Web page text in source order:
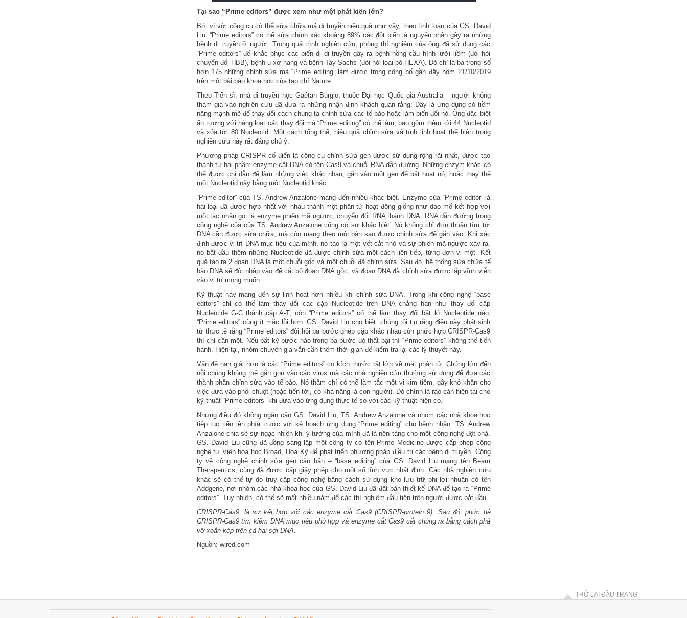
Tại sao “Prime editors” được xem như một phát kiến lớn?
Bởi vì với công cụ có thể sửa chữa mã di truyền hiệu quả như vậy, theo tính toán của GS. David
Liu, “Prime editors” có thể sửa chính xác khoảng 89% các đột biến là nguyên nhân gây ra những
bệnh di truyền ở người. Trong quá trình nghiên cứu, phòng thí nghiệm của ông đã sử dụng các
“Prime editors” để khắc phục các biến dị di truyền gây ra bệnh hồng cầu hình lưỡi liềm (đòi hỏi
chuyển đổi HBB), bệnh u xơ nang và bệnh Tay-Sachs (đòi hỏi loại bỏ HEXA). Đó chỉ là ba trong số
hơn 175 những chỉnh sửa mà “Prime editing” làm được trong công bố gần đây hôm 21/10/2019
trên một bài báo khoa học của tạp chí Nature.
Theo Tiến sĩ, nhà di truyền học Gaétan Burgio, thuộc Đại học Quốc gia Australia – người không
tham gia vào nghiên cứu đã đưa ra những nhận định khách quan rằng: Đây là ứng dụng có tiềm
năng mạnh mẽ để thay đổi cách chúng ta chỉnh sửa các tế bào hoặc làm biến đổi nó. Ông đặc biệt
ấn tượng với hàng loạt các thay đổi mà “Prime editing” có thể làm, bao gồm thêm tới 44 Nucleotid
và xóa tới 80 Nucleotid. Một cách tổng thể, hiệu quả chỉnh sửa và tính linh hoạt thể hiện trong
nghiên cứu này rất đáng chú ý.
Phương pháp CRISPR cổ điển là công cụ chỉnh sửa gen được sử dụng rộng rãi nhất, được tạo
thành từ hai phần: enzyme cắt DNA có tên Cas9 và chuỗi RNA dẫn đường. Những enzym khác có
thể được chỉ dẫn để làm những việc khác nhau, gắn vào một gen để bất hoạt nó, hoặc thay thế
một Nucleotid này bằng một Nucleotid khác.
“Prime editor” của TS. Andrew Anzalone mang đến nhiều khác biệt. Enzyme của “Prime editor” là
hai loại đã được hợp nhất với nhau thành một phân tử hoạt động giống như dao mổ kết hợp với
một tác nhân gọi là enzyme phiên mã ngược, chuyển đổi RNA thành DNA. RNA dẫn đường trong
công nghệ của của TS. Andrew Anzalone cũng có sự khác biệt: Nó không chỉ đơn thuần tìm tới
DNA cần được sửa chữa, mà còn mang theo một bản sao được chỉnh sửa để gắn vào. Khi xác
định được vị trí DNA mục tiêu của mình, nó tạo ra một vết cắt nhỏ và sự phiên mã ngược xảy ra,
nó bắt đầu thêm những Nucleotide đã được chỉnh sửa một cách liên tiếp, từng đơn vị một. Kết
quả tạo ra 2 đoạn DNA là một chuỗi gốc và một chuỗi đã chỉnh sửa. Sau đó, hệ thống sửa chữa tế
bào DNA sẽ đột nhập vào để cắt bỏ đoạn DNA gốc, và đoạn DNA đã chỉnh sửa được lắp vĩnh viễn
vào vị trí mong muốn.
Kỹ thuật này mang đến sự linh hoạt hơn nhiều khi chỉnh sửa DNA. Trong khi công nghệ “base
editors” chỉ có thể làm thay đổi các cặp Nucleotide trên DNA chẳng hạn như thay đổi cặp
Nucleotide G-C thành cặp A-T, còn “Prime editors” có thể làm thay đổi bất kì Nucleotide nào,
“Prime editors” cũng ít mắc lỗi hơn. GS. David Liu cho biết: chúng tôi tin rằng điều này phát sinh
từ thực tế rằng “Prime editors” đòi hỏi ba bước ghép cặp khác nhau còn phức hợp CRISPR-Cas9
thì chỉ cần một. Nếu bất kỳ bước nào trong ba bước đó thất bại thì “Prime editors” không thể tiến
hành. Hiện tại, nhóm chuyên gia vẫn cần thêm thời gian để kiểm tra lại các lý thuyết này.
Vấn đề nan giải hơn là các “Prime editors” có kích thước rất lớn về mặt phân tử. Chúng lớn đến
nỗi chúng không thể gắn gọn vào các virus mà các nhà nghiên cứu thường sử dụng để đưa các
thành phần chỉnh sửa vào tế bào. Nó thậm chí có thể làm tắc một vi kim tiêm, gây khó khăn cho
việc đưa vào phôi chuột (hoặc tiến tới, có khả năng là con người). Đó chính là rào cản hiện tại cho
kỹ thuật “Prime editors” khi đưa vào ứng dụng thực tế so với các kỹ thuật hiện có.
Nhưng điều đó không ngăn cản GS. David Liu, TS. Andrew Anzalone và nhóm các nhà khoa học
tiếp tục tiến lên phía trước với kế hoạch ứng dụng “Prime editing” cho bệnh nhân. TS. Andrew
Anzalone chia sẻ sự ngạc nhiên khi ý tưởng của mình đã là nền tảng cho một công nghệ đột phá.
GS. David Liu cũng đã đồng sáng lập một công ty có tên Prime Medicine được cấp phép công
nghệ từ Viện hóa học Broad, Hoa Kỳ để phát triển phương pháp điều trị các bệnh di truyền. Công
ty về công nghệ chỉnh sửa gen căn bản – “base editing” của GS. David Liu mang tên Beam
Therapeutics, cũng đã được cấp giấy phép cho một số lĩnh vực nhất định. Các nhà nghiên cứu
khác sẽ có thể tự do truy cập công nghệ bằng cách sử dụng kho lưu trữ phi lợi nhuận có tên
Addgene, nơi nhóm các nhà khoa học của GS. David Liu đã đặt bản thiết kế DNA để tạo ra “Prime
editors”. Tuy nhiên, có thể sẽ mất nhiều năm để các thí nghiệm đầu tiên trên người được bắt đầu.
CRISPR-Cas9: là sự kết hợp với các enzyme cắt Cas9 (CRISPR-protein 9). Sau đó, phức hệ
CRISPR-Cas9 tìm kiếm DNA mục tiêu phù hợp và enzyme cắt Cas9 cắt chúng ra bằng cách phá
vỡ xoắn kép trên cả hai sợi DNA.
Nguồn: wired.com
TRỞ LẠI ĐẦU TRANG